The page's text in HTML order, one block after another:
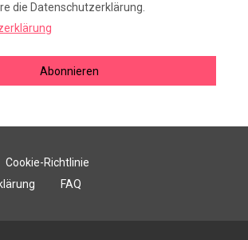
Abonnieren
die Datenschutzerklärung.
Cookie-Richtlinie
FAQ